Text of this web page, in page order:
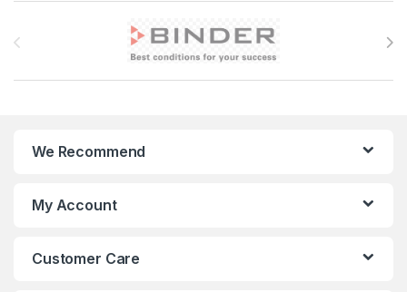
Brands Carousel
We Recommend
My Account
Customer Care